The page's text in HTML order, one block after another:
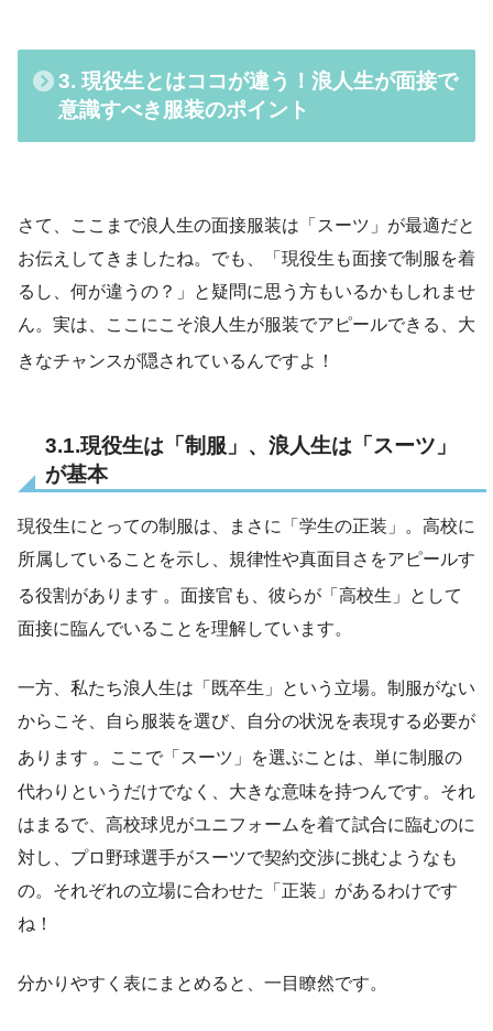
3. 現役生とはココが違う！浪人生が面接で
意識すべき服装のポイント
さて、ここまで浪人生の面接服装は「スーツ」が最適だと
お伝えしてきましたね。でも、「現役生も面接で制服を着
るし、何が違うの？」と疑問に思う方もいるかもしれませ
ん。実は、ここにこそ浪人生が服装でアピールできる、大
きなチャンスが隠されているんですよ！
3.1.現役生は「制服」、浪人生は「スーツ」
が基本
現役生にとっての制服は、まさに「学生の正装」。高校に
所属していることを示し、規律性や真面目さをアピールす
る役割があります 。面接官も、彼らが「高校生」として
面接に臨んでいることを理解しています。
一方、私たち浪人生は「既卒生」という立場。制服がない
からこそ、自ら服装を選び、自分の状況を表現する必要が
あります 。ここで「スーツ」を選ぶことは、単に制服の
代わりというだけでなく、大きな意味を持つんです。それ
はまるで、高校球児がユニフォームを着て試合に臨むのに
対し、プロ野球選手がスーツで契約交渉に挑むようなも
の。それぞれの立場に合わせた「正装」があるわけです
ね！
分かりやすく表にまとめると、一目瞭然です。